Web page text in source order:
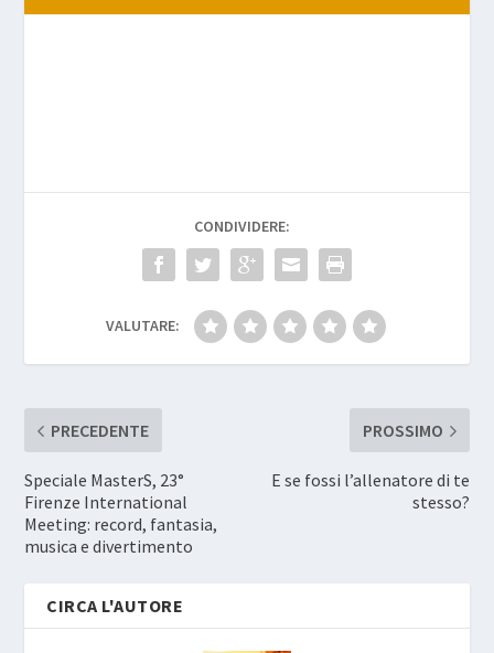
CONDIVIDERE:
VALUTARE:
PRECEDENTE
Speciale MasterS, 23°
Firenze International
Meeting: record, fantasia,
musica e divertimento
PROSSIMO
E se fossi l’allenatore di te
stesso?
CIRCA L'AUTORE